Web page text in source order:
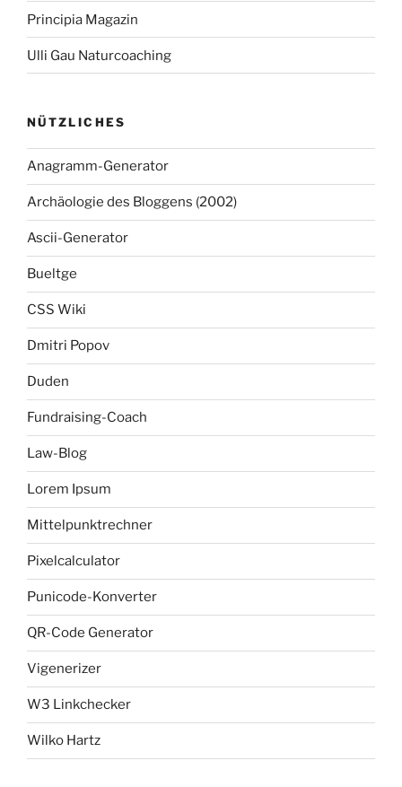
Principia Magazin
Ulli Gau Naturcoaching
NÜTZLICHES
Anagramm-Generator
Archäologie des Bloggens (2002)
Ascii-Generator
Bueltge
CSS Wiki
Dmitri Popov
Duden
Fundraising-Coach
Law-Blog
Lorem Ipsum
Mittelpunktrechner
Pixelcalculator
Punicode-Konverter
QR-Code Generator
Vigenerizer
W3 Linkchecker
Wilko Hartz